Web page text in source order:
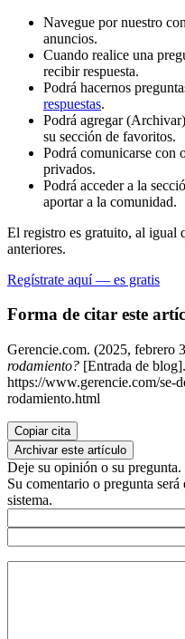
Navegue por nuestro
anuncios.
Cuando realice una
recibir respuesta.
Podrá hacernos
respuestas.
Podrá agregar
su sección de favoritos.
Podrá comunicarse con
privados.
Podrá acceder a la
aportar a la comunidad.
El registro es gratuito, al igual
anteriores.
Regístrate aquí — es gratis
Forma de citar este
Gerencie.com. (2025, febrero
rodamiento? [Entrada de
https://www.gerencie.com/se-
rodamiento.html
Copiar cita
Archivar este artículo
Deje su opinión o su pregunta.
Su comentario o pregunta
sistema.